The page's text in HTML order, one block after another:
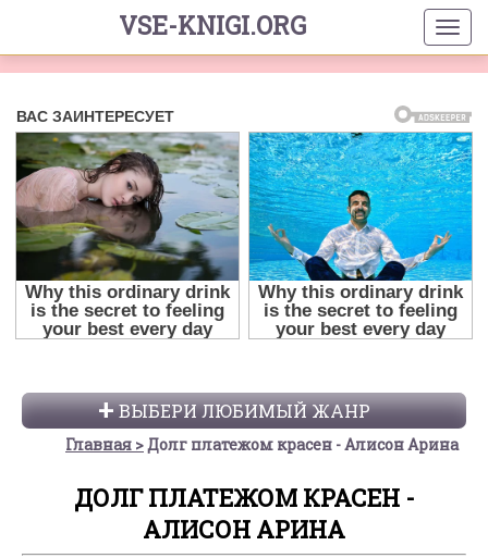
VSE-KNIGI.ORG
ВЫБЕРИ ЛЮБИМЫЙ ЖАНР
Главная Долг платежом красен - Алисон Арина
ДОЛГ ПЛАТЕЖОМ КРАСЕН -
АЛИСОН АРИНА